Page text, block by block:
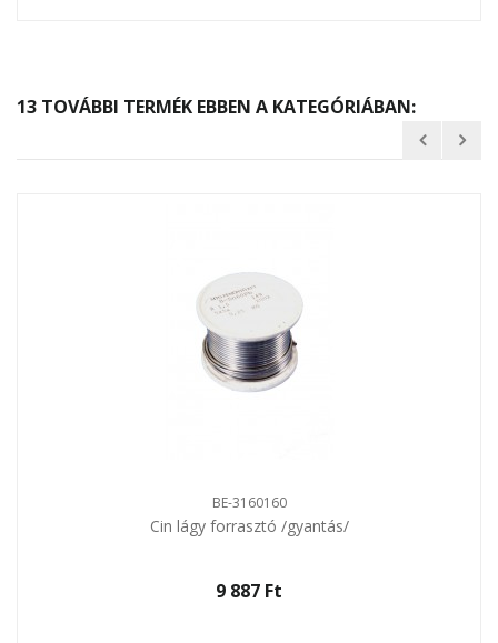
13 TOVÁBBI TERMÉK EBBEN A KATEGÓRIÁBAN:
BE-3160160
Cin lágy forrasztó /gyantás/
9 887 Ft‎